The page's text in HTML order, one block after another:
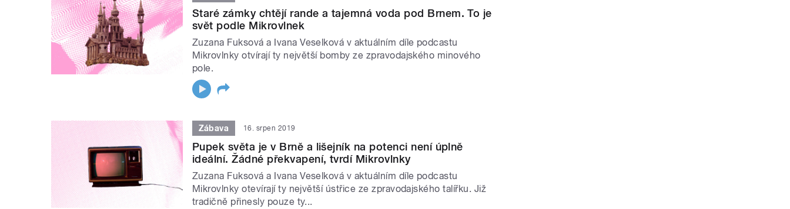
Staré zámky chtějí rande a tajemná voda pod Brnem. To je
svět podle Mikrovlnek
Zuzana Fuksová a Ivana Veselková v aktuálním díle podcastu
Mikrovlnky otvírají ty největší bomby ze zpravodajského minového
pole.
Zábava 16. srpen 2019
Pupek světa je v Brně a lišejník na potenci není úplně
ideální. Žádné překvapení, tvrdí Mikrovlnky
Zuzana Fuksová a Ivana Veselková v aktuálním díle podcastu
Mikrovlnky otevírají ty největší ústřice ze zpravodajského talířku. Již
tradičně přinesly pouze ty...